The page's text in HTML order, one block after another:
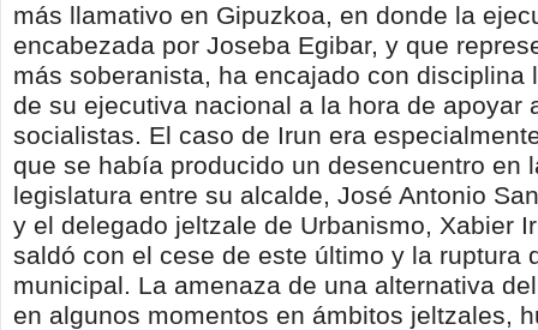
más llamativo en Gipuzkoa, en donde la
encabezada por Joseba Egibar, y que
más soberanista, ha encajado con disciplina
de su ejecutiva nacional a la hora de apoyar
socialistas. El caso de Irun era
que se había producido un desencuentro en
legislatura entre su alcalde, José Antonio
y el delegado jeltzale de Urbanismo, Xabier
saldó con el cese de este último y la ruptura
municipal. La amenaza de una alternativa
en algunos momentos en ámbitos jeltzales,